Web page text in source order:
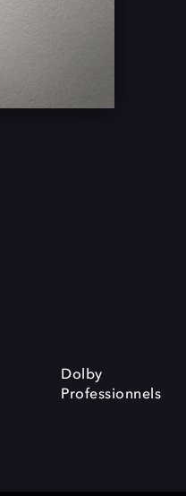
Dolby
Professionnels